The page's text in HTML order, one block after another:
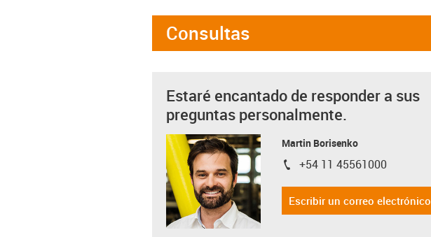
Consultas
Estaré encantado de responder a sus
preguntas personalmente.
Martin Borisenko
igus-icon-phone
+54 11 45561000
Escribir un correo electrónico